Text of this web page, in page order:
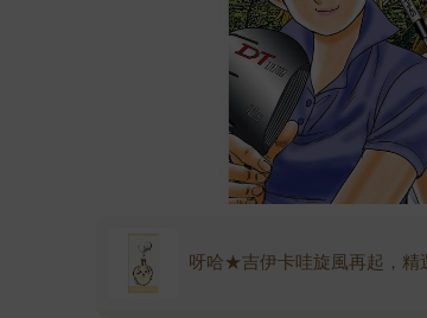
呀哈★吉伊卡哇旋風再起，精